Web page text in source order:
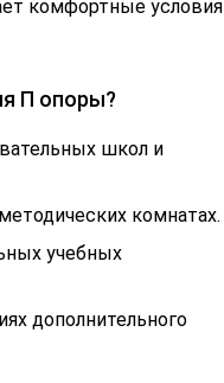
комфортные условия
П опоры?
школ и
комнатах.
учебных
дополнительного